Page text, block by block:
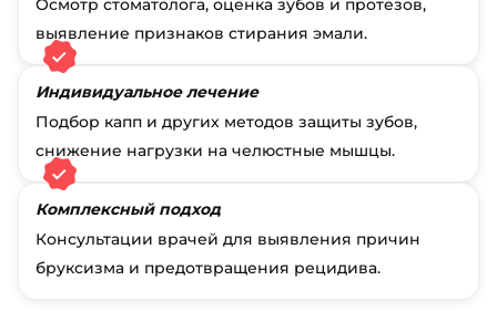
Осмотр стоматолога, оценка зубов и протезов,
выявление признаков стирания эмали.
Индивидуальное лечение
Подбор капп и других методов защиты зубов,
снижение нагрузки на челюстные мышцы.
Комплексный подход
Консультации врачей для выявления причин
бруксизма и предотвращения рецидива.